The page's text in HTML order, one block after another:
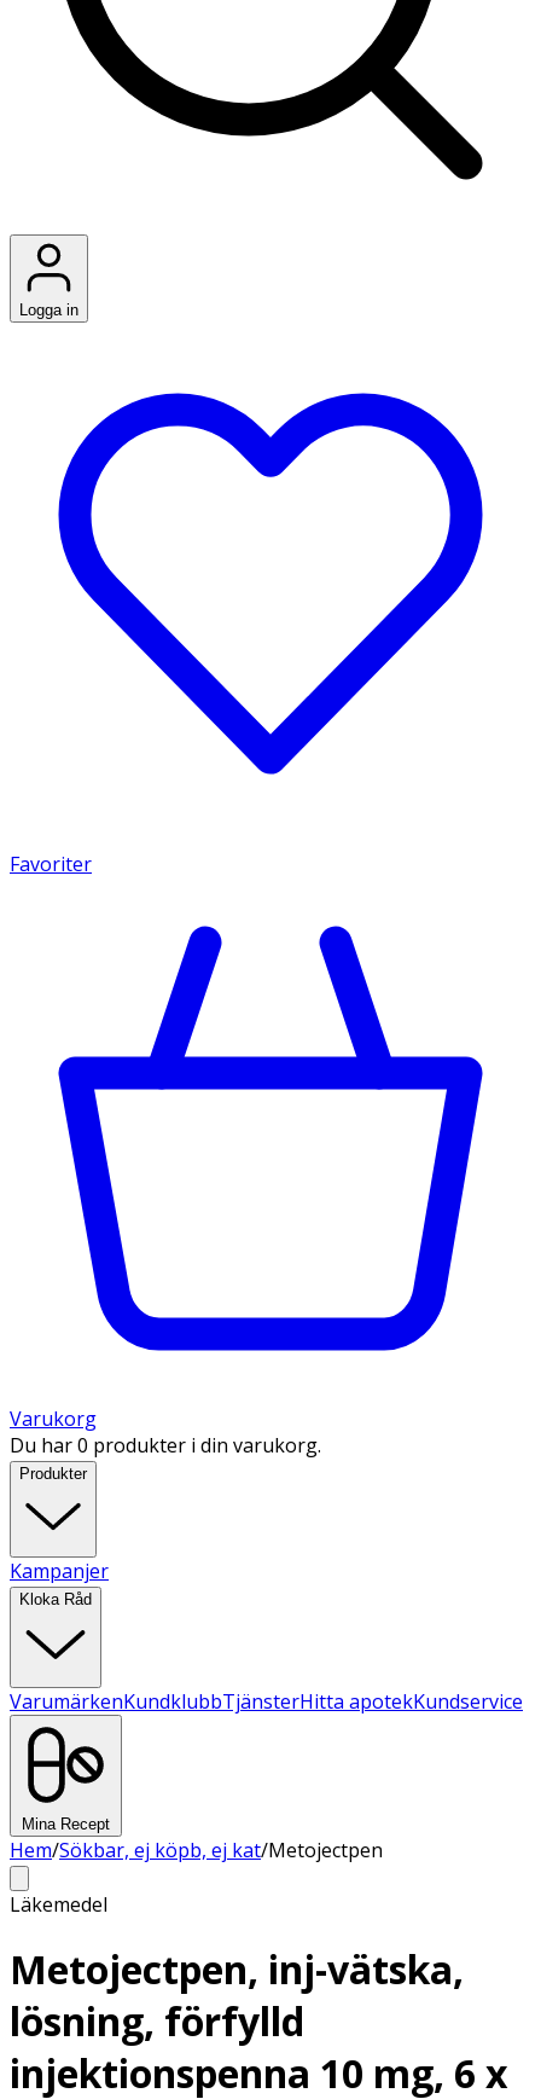
Logga in
Favoriter
Varukorg
Du har 0 produkter i din varukorg.
Produkter
Kampanjer
Kloka Råd
VarumärkenKundklubbTjänsterHitta apotekKundservice
Mina Recept
Hem/Sökbar, ej köpb, ej kat/Metojectpen
Läkemedel
Metojectpen, inj-vätska,
lösning, förfylld
injektionspenna 10 mg, 6 x